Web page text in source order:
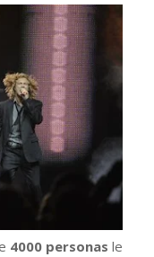
4000 personas le